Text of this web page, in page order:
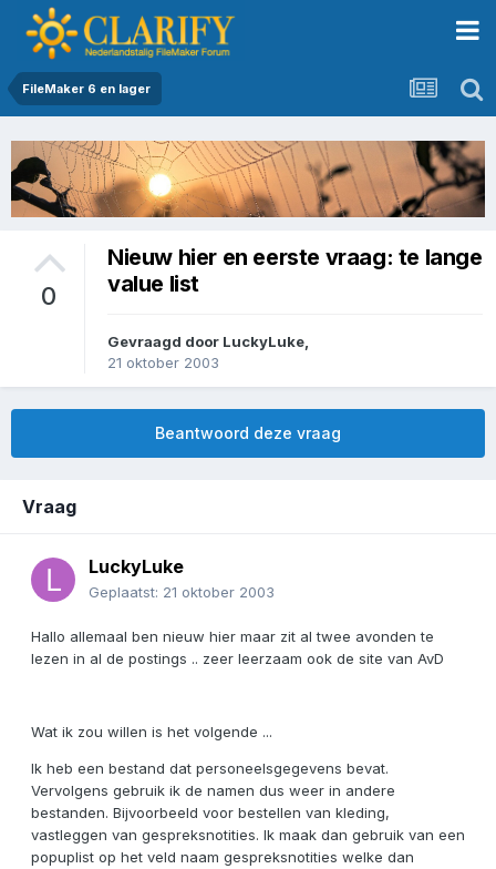
FileMaker 6 en lager
0
Nieuw hier en eerste vraag: te lange
value list
Gevraagd door LuckyLuke
21 oktober 2003
Beantwoord deze vraag
Vraag
LuckyLuke
Geplaatst: 21 oktober 2003
Hallo allemaal ben nieuw hier maar zit al twee avonden te
lezen in al de postings .. zeer leerzaam ook de site van AvD
Wat ik zou willen is het volgende ...
Ik heb een bestand dat personeelsgegevens bevat.
Vervolgens gebruik ik de namen dus weer in andere
bestanden. Bijvoorbeeld voor bestellen van kleding,
vastleggen van gespreksnotities. Ik maak dan gebruik van een
popuplist op het veld naam gespreksnotities welke dan